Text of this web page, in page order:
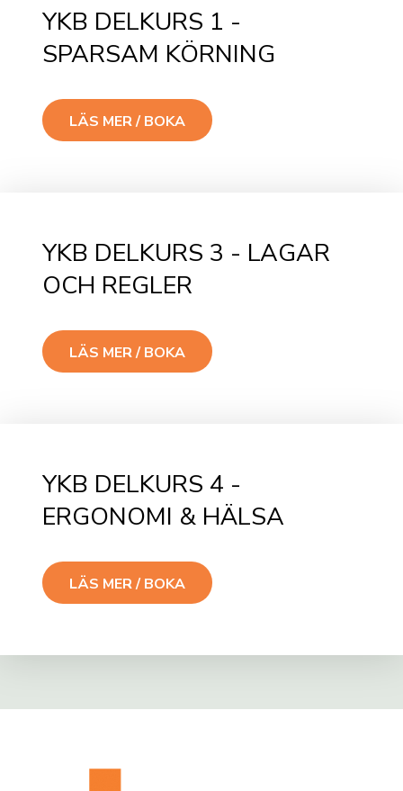
YKB DELKURS 1 -
SPARSAM KÖRNING
LÄS MER / BOKA
YKB DELKURS 3 - LAGAR
OCH REGLER
LÄS MER / BOKA
YKB DELKURS 4 -
ERGONOMI & HÄLSA
LÄS MER / BOKA